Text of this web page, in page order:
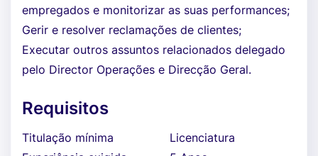
empregados e monitorizar as suas performances;
Gerir e resolver reclamações de clientes;
Executar outros assuntos relacionados delegado
pelo Director Operações e Direcção Geral.
Requisitos
Titulação mínima
Licenciatura